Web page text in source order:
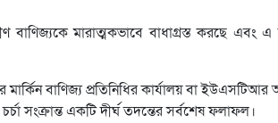
বাণিজ্যকে মারাত্মকভাবে বাধাগ্রস্ত করছে এবং
বাণিজ্য প্রতিনিধির কার্যালয় বা ইউএসটিআর
সংক্রান্ত একটি দীর্ঘ তদন্তের সর্বশেষ ফলাফল।